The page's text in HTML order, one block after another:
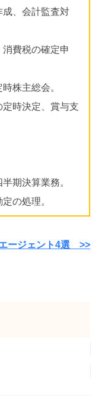
、会計監査対
費税の確定申
株主総会。
時決定、賞与支
期決算業務。
の処理。
ージェント4選 >>